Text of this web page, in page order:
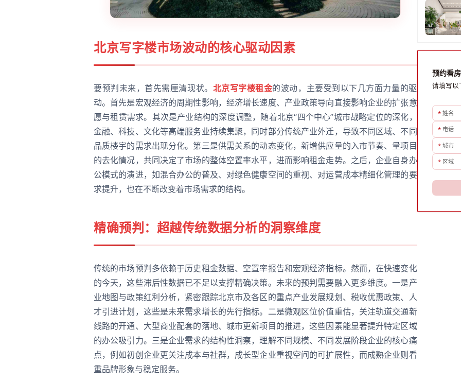
北京写字楼市场波动的核心驱动因素
要预判未来，首先需厘清现状。 北京写字楼租金的波动，主要受到以下几方面力量的驱
动。首先是宏观经济的周期性影响，经济增长速度、产业政策导向直接影响企业的扩张意
愿与租赁需求。其次是产业结构的深度调整，随着北京“四个中心”城市战略定位的深化，
金融、科技、文化等高端服务业持续集聚，同时部分传统产业外迁，导致不同区域、不同
品质楼宇的需求出现分化。第三是供需关系的动态变化，新增供应量的入市节奏、量项目
的去化情况，共同决定了市场的整体空置率水平，进而影响租金走势。之后，企业自身办
公模式的演进，如混合办公的普及、对绿色健康空间的重视、对运营成本精细化管理的要
求提升，也在不断改变着市场需求的结构。
精确预判：超越传统数据分析的洞察维度
传统的市场预判多依赖于历史租金数据、空置率报告和宏观经济指标。然而，在快速变化
的今天，这些滞后性数据已不足以支撑精确决策。未来的预判需要融入更多维度。一是产
业地图与政策红利分析，紧密跟踪北京市及各区的重点产业发展规划、税收优惠政策、人
才引进计划，这些是未来需求增长的先行指标。二是微观区位价值重估，关注轨道交通新
线路的开通、大型商业配套的落地、城市更新项目的推进，这些因素能显著提升特定区域
的办公吸引力。三是企业需求的结构性洞察，理解不同规模、不同发展阶段企业的核心痛
点，例如初创企业更关注成本与社群，成长型企业重视空间的可扩展性，而成熟企业则看
重品牌形象与稳定服务。
预约看房
请填写以
* 姓名
* 电话
* 城市
* 区域